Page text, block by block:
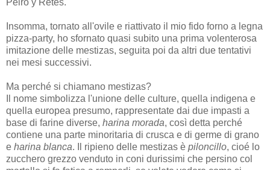
Peiro y Retes.
Insomma, tornato all'ovile e riattivato il mio fido forno a legna
pizza-party, ho sfornato quasi subito una prima volenterosa
imitazione delle mestizas, seguita poi da altri due tentativi
nei mesi successivi.
Ma perché si chiamano mestizas?
Il nome simbolizza l'unione delle culture, quella indigena e
quella europea presumo, rappresentate dai due impasti a
base di farine diverse, harina morada, così detta perché
contiene una parte minoritaria di crusca e di germe di grano
e harina blanca. Il ripieno delle mestizas è piloncillo, cioé lo
zucchero grezzo venduto in coni durissimi che persino col